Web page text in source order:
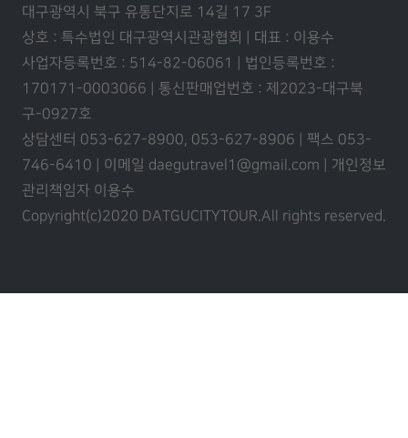
대구광역시 북구 유통단지로 14길 17 3F
상호 : 특수법인 대구광역시관광협회 | 대표 : 이용수
사업자등록번호 : 514-82-06061 | 법인등록번호 :
170171-0003066 | 통신판매업번호 : 제2023-대구북
구-0927호
상담센터 053-627-8900, 053-627-8906 | 팩스 053-
746-6410 | 이메일 daegutravel1@gmail.com | 개인정보
관리책임자 이용수
Copyright(c)2020 DATGUCITYTOUR.All rights reserved.